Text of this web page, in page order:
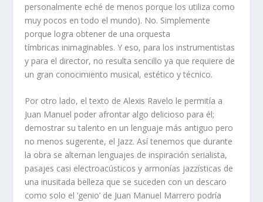
personalmente eché de menos porque los utiliza como
muy pocos en todo el mundo). No. Simplemente
porque logra obtener de una orquesta
tímbricas inimaginables. Y eso, para los instrumentistas
y para el director, no resulta sencillo ya que requiere de
un gran conocimiento musical, estético y técnico.
Por otro lado, el texto de Alexis Ravelo le permitía a
Juan Manuel poder afrontar algo delicioso para él;
demostrar su talento en un lenguaje más antiguo pero
no menos sugerente, el Jazz. Así tenemos que durante
la obra se alternan lenguajes de inspiración serialista,
pasajes casi electroacústicos y armonías jazzísticas de
una inusitada belleza que se suceden con un descaro
como solo el ‘genio’ de Juan Manuel Marrero podría